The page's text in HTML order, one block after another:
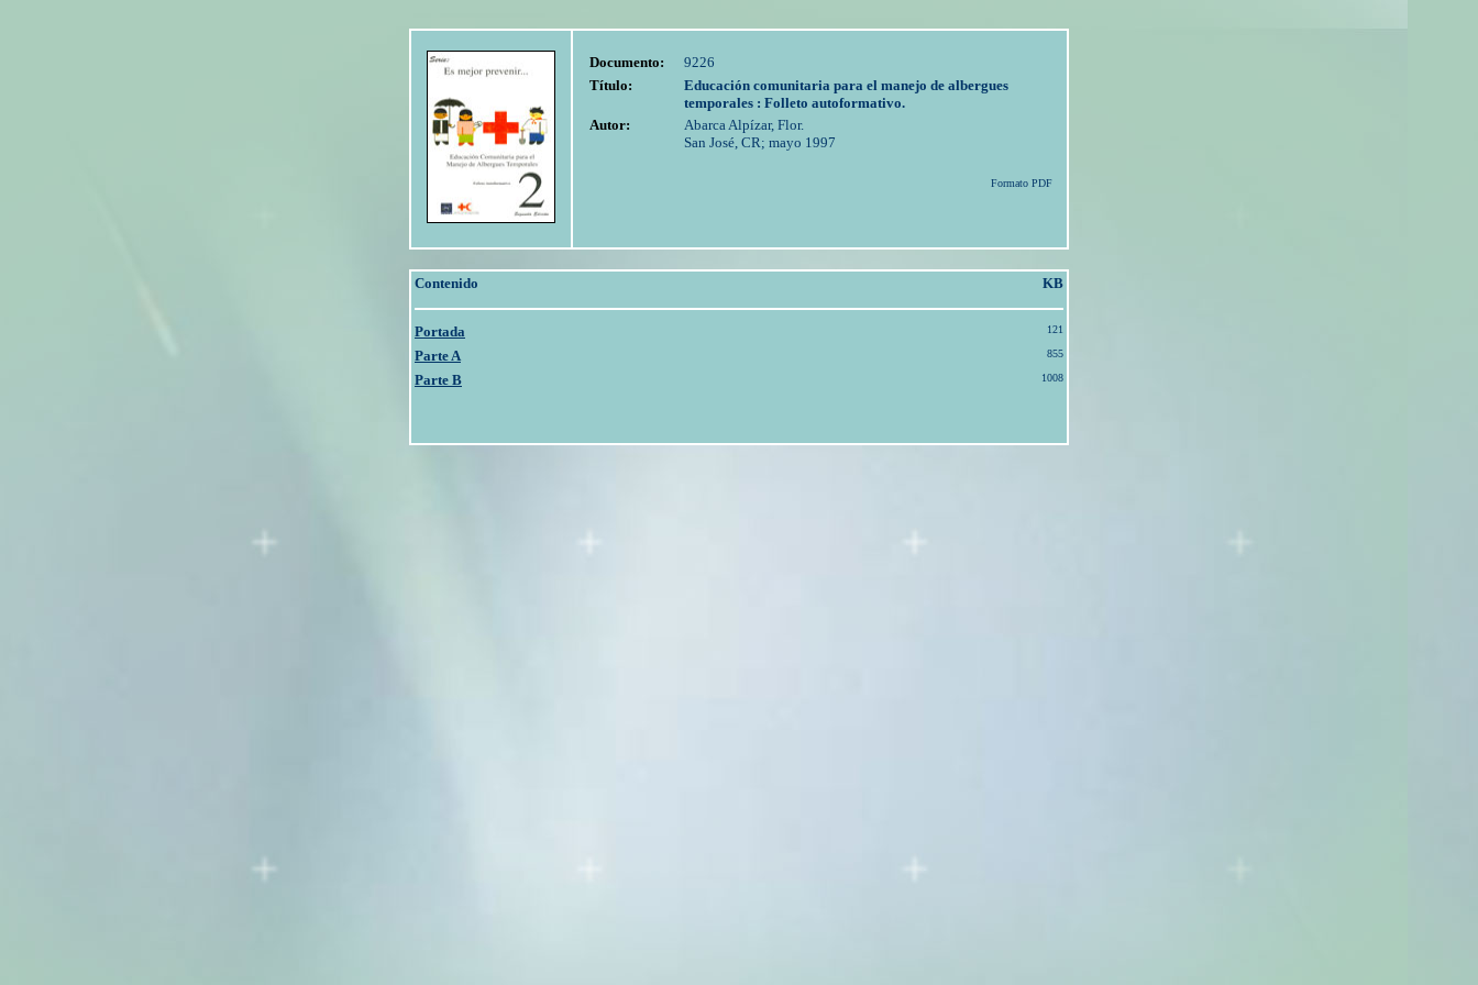
Documento:
9226
Título:
Educación comunitaria para el manejo de albergues
temporales : Folleto autoformativo.
Autor:
Abarca Alpízar, Flor.
San José, CR; mayo 1997
Formato PDF
Contenido KB
Portada 121
Parte A 855
Parte B 1008